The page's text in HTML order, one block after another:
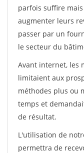
parfois suffire
augmenter leurs
passer par un
le secteur du
Avant internet, les
limitaient aux
méthodes plus ou
temps et
de résultat.
L'utilisation de
permettra de